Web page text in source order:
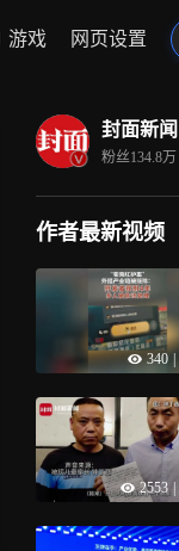
游戏 网页设置
封面新闻
粉丝134.8万
作者最新视频
340
2553